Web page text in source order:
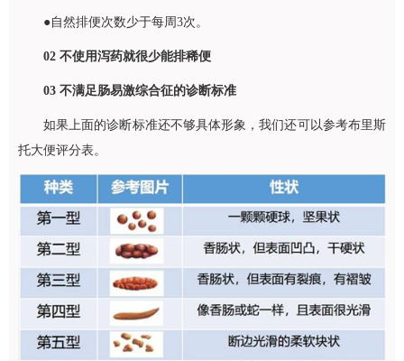
●自然排便次数少于每周3次。
02 不使用泻药就很少能排稀便
03 不满足肠易激综合征的诊断标准
如果上面的诊断标准还不够具体形象，我们还可以参考布里斯
托大便评分表。